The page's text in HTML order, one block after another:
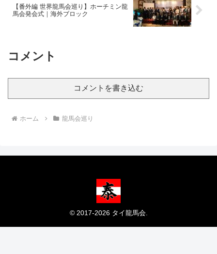
【番外編 世界龍馬会巡り】ホーチミン龍
馬会発会式｜海外ブロック
コメント
コメントを書き込む
ホーム 龍馬会巡り
© 2017-2026 タイ龍馬会.